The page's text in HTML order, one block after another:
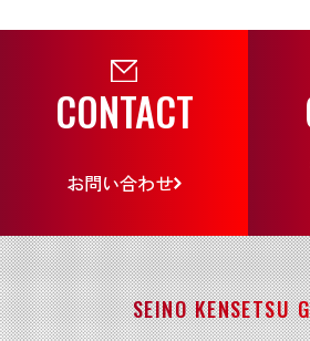
CONTACT
お問い合わせ
SEINO KENSETSU